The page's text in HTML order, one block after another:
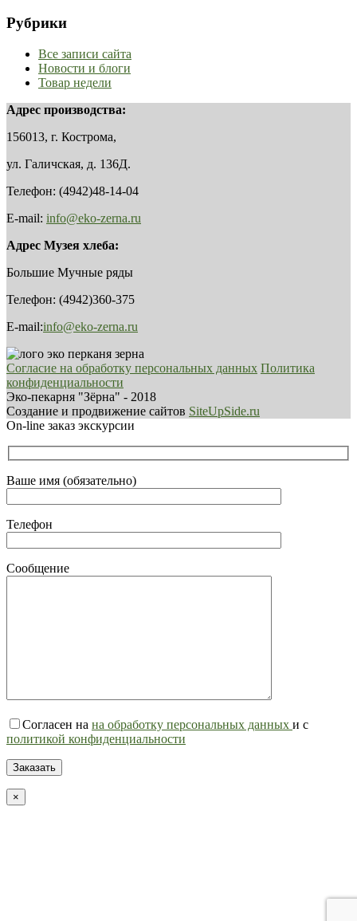
Рубрики
Все записи сайта
Новости и блоги
Товар недели
Адрес производства:
156013, г. Кострома,
ул. Галичская, д. 136Д.
Телефон: (4942)48-14-04
E-mail: info@eko-zerna.ru
Адрес Музея хлеба:
Большие Мучные ряды
Телефон: (4942)360-375
E-mail:info@eko-zerna.ru
Согласие на обработку персональных данных Политика
конфиденциальности
Эко-пекарня "Зёрна" - 2018
Создание и продвижение сайтов SiteUpSide.ru
On-line заказ экскурсии
Ваше имя (обязательно)
Телефон
Сообщение
Согласен на на обработку персональных данных и с
политикой конфиденциальности
×